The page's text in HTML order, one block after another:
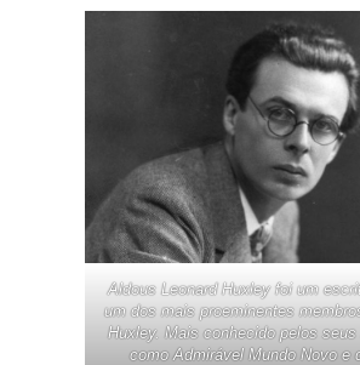
Aldous Leonard Huxley foi um
um dos mais proeminentes
Huxley. Mais conhecido pelos seus
como Admirável Mundo Novo e